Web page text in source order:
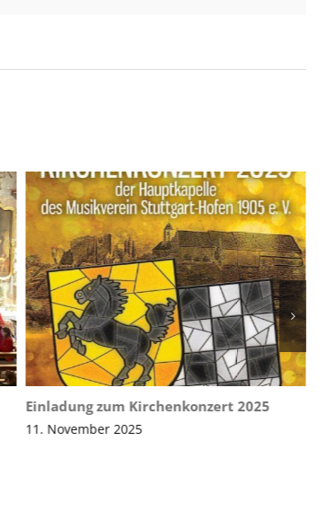
Einladung zum Kirchenkonzert 2025
11. November 2025